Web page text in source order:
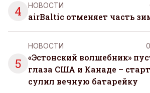
4 НОВОСТИ
airBaltic отменяет часть
5
НОВОСТИ
«Эстонский волшебник»
глаза США и Канаде –
сулил вечную батарейку